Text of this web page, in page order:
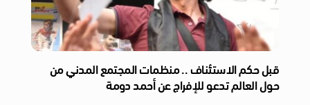
قبل حكم الاستئناف .. منظمات المجتمع المدني من
حول العالم تدعو للإفراج عن أحمد دومة